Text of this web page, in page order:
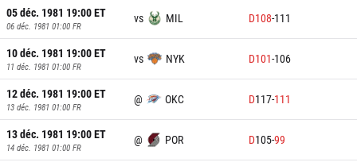
05 déc. 1981 19:00ET
06 déc. 1981 01:00 FR
vs MIL D108-111
10 déc. 1981 19:00ET
11 déc. 1981 01:00 FR
vs NYK D101-106
12 déc. 1981 19:00ET
13 déc. 1981 01:00 FR
@ OKC D117-111
13 déc. 1981 19:00ET
14 déc. 1981 01:00 FR
@ POR D105-99